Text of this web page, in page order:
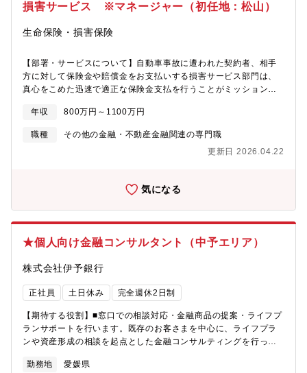
損害サービス ※マネージャー（初任地：松山）
生命保険・損害保険
【部署・サービスについて】自動車事故に遭われた契約者、相手
方に対して保険金や賠償金をお支払いする損害サービス部門は、
真心をこめた迅速で適正な保険金支払を行うことがミッションで
サービス業務部の3つの部があります。その中でも今回は、主に自
動車保険を担当する損害サービス第二部の、マネージャーもしく
は将来的なマネージャー候補として、各センターのメンバーをリ
ードしていただくことを想定してます。【募集背景】個人用自動
ステムを活用した新たな自動車保険のサービスの形を創造してい
身・物損事故の損害調査、示談交渉・協定、保険金支払に関する
す。・自らも担当案件を持ち、人身事故に関する損害調査（医療
払業務を遂行する。・チーム全体の業務状況を把握し、適切な業
務遂行を推進する。・複雑な案件や高額事案における最終判断お
よび意思決定をサポートし、必要に応じて自らも対応する。・関
連法規、判例、社内規定に基づき、適正かつ迅速な保険金支払い
を実現する。・弁護士、医療機関、その他関係機関との連携・折
衝を円滑に進める。 【働く環境】サービスセンター長、スーパ
20名程度です。新卒、中途採用多様な人員構成で、中途入社の方
年収 800万円～1100万円
職種
その他の金融・不動産金融関連の専門職
更新日 2026.04.22
気になる
★個人向け金融コンサルタント（中予エリア）
株式会社伊予銀行
正社員 土日休み 完全週休2日制
【期待する役割】■窓口での相談対応・金融商品の提案・ライフプ
ランサポートを行います。既存のお客さまを中心に、ライフプラ
ンや資産形成の相談を起点とした金融コンサルティングを行って
保障設計のご提案・投資信託、保険、各種ローンを組み合わせた
勤務地 愛媛県